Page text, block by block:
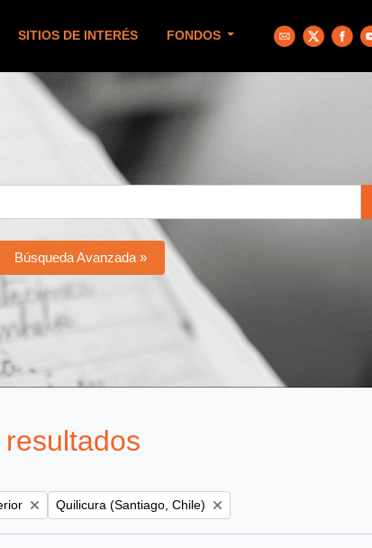
SITIOS DE INTERÉS FONDOS
Búsqueda Avanzada »
Remove filter:
Quilicura (Santiago, Chile)